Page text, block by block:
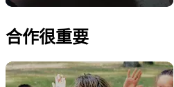
合作很重要